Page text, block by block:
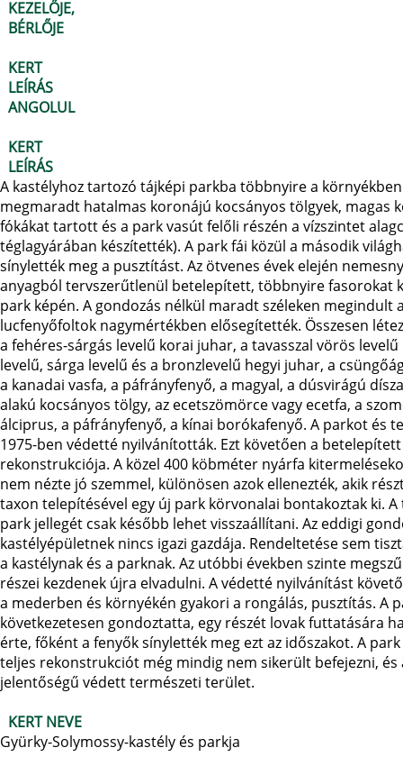
KEZELŐJE,
BÉRLŐJE
KERT
LEÍRÁS
ANGOLUL
KERT
LEÍRÁS
A kastélyhoz tartozó tájképi parkba többnyire a
megmaradt hatalmas koronájú kocsányos tölgyek, magas
fókákat tartott és a park vasút felőli részén a vízszintet
téglagyárában készítették). A park fái közül a második
sínylették meg a pusztítást. Az ötvenes évek elején
anyagból tervszerűtlenül betelepített, többnyire fasorokat
park képén. A gondozás nélkül maradt széleken
lucfenyőfoltok nagymértékben elősegítették. Összesen
a fehéres-sárgás levelű korai juhar, a tavasszal vörös
levelű, sárga levelű és a bronzlevelű hegyi juhar, a
a kanadai vasfa, a páfrányfenyő, a magyal, a dúsvirágú
alakú kocsányos tölgy, az ecetszömörce vagy ecetfa, a
álciprus, a páfrányfenyő, a kínai borókafenyő. A parkot és
1975-ben védetté nyilvánították. Ezt követően a
rekonstrukciója. A közel 400 köbméter nyárfa
nem nézte jó szemmel, különösen azok ellenezték, akik
taxon telepítésével egy új park körvonalai bontakoztak ki.
park jellegét csak később lehet visszaállítani. Az eddigi
kastélyépületnek nincs igazi gazdája. Rendeltetése sem
a kastélynak és a parknak. Az utóbbi években szinte
részei kezdenek újra elvadulni. A védetté nyilvánítást
a mederben és környékén gyakori a rongálás, pusztítás. A
következetesen gondoztatta, egy részét lovak futtatására
érte, főként a fenyők sínylették meg ezt az időszakot. A
teljes rekonstrukciót még mindig nem sikerült befejezni,
jelentőségű védett természeti terület.
KERT NEVE
Gyürky-Solymossy-kastély és parkja